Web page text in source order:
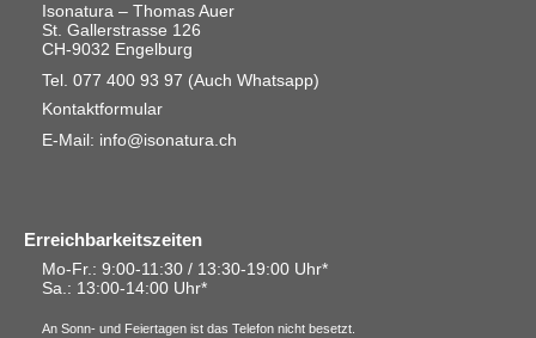
Isonatura – Thomas Auer
St. Gallerstrasse 126
CH-9032 Engelburg
Tel. 077 400 93 97 (Auch Whatsapp)
Kontaktformular
E-Mail: info@isonatura.ch
Erreichbarkeitszeiten
Mo-Fr.: 9:00-11:30 / 13:30-19:00 Uhr*
Sa.: 13:00-14:00 Uhr*
An Sonn- und Feiertagen ist das Telefon nicht besetzt.